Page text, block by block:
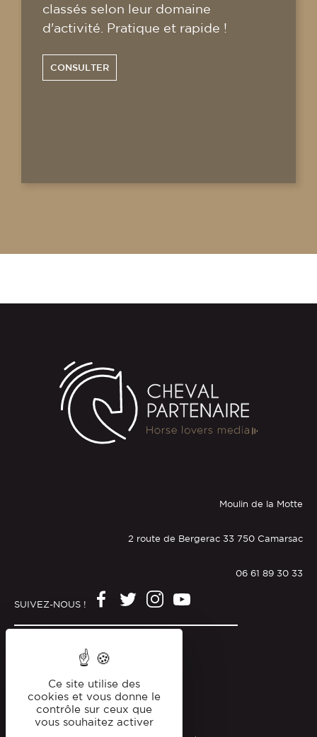
classés selon leur domaine
d'activité. Pratique et rapide !
CONSULTER
Moulin de la Motte
2 route de Bergerac 33 750 Camarsac
06 61 89 30 33
SUIVEZ-NOUS !
Politique de confidentialité
Ce site utilise des
cookies et vous donne le
contrôle sur ceux que
vous souhaitez activer